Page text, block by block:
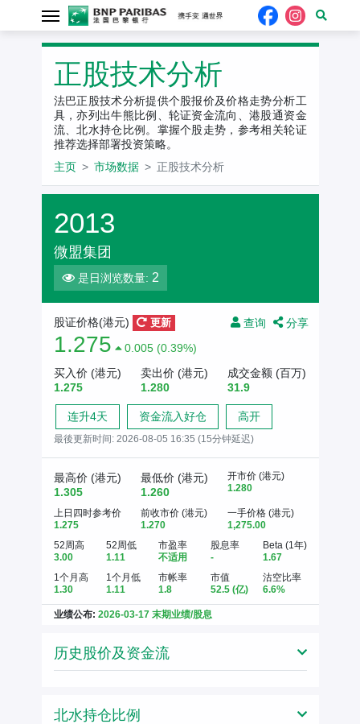
正股技术分析
法巴正股技术分析提供个股报价及价格走势分析工
具，亦列出牛熊比例、轮证资金流向、港股通资金
流、北水持仓比例。掌握个股走势，参考相关轮证
推荐选择部署投资策略。
主页
市场数据 正股技术分析
2013
微盟集团
是日浏览数量: 2
查询 分享
股证价格(港元) 更新
1.275
0.005 (0.39%)
买入价 (港元)
1.275
卖出价 (港元)
1.280
成交金额 (百万)
31.9
连升4天 资金流入好仓 高开
最後更新时间: 2026-08-05 16:35 (15分钟延迟)
最高价 (港元)
1.305
最低价 (港元)
1.260
开市价 (港元)
1.280
上日四时参考价
1.275
前收市价 (港元)
1.270
一手价格 (港元)
1,275.00
52周高
3.00
52周低
1.11
市盈率
不适用
股息率
-
Beta (1年)
1.67
1个月高
1.30
1个月低
1.11
市帐率
1.8
市值
52.5 (亿)
沽空比率
6.6%
业绩公布: 2026-03-17 末期业绩/股息
历史股价及资金流
北水持仓比例